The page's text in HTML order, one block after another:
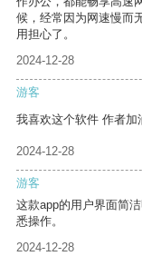
候，经常因为网速慢而
用担心了。
2024-12-28
游客
我喜欢这个软件 作者加
2024-12-28
游客
这款app的用户界面简
悉操作。
2024-12-28